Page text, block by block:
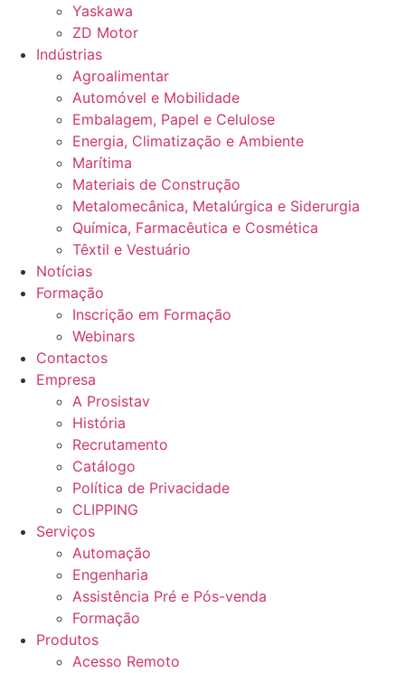
Yaskawa
ZD Motor
Indústrias
Agroalimentar
Automóvel e Mobilidade
Embalagem, Papel e Celulose
Energia, Climatização e Ambiente
Marítima
Materiais de Construção
Metalomecânica, Metalúrgica e Siderurgia
Química, Farmacêutica e Cosmética
Têxtil e Vestuário
Notícias
Formação
Inscrição em Formação
Webinars
Contactos
Empresa
A Prosistav
História
Recrutamento
Catálogo
Política de Privacidade
CLIPPING
Serviços
Automação
Engenharia
Assistência Pré e Pós-venda
Formação
Produtos
Acesso Remoto